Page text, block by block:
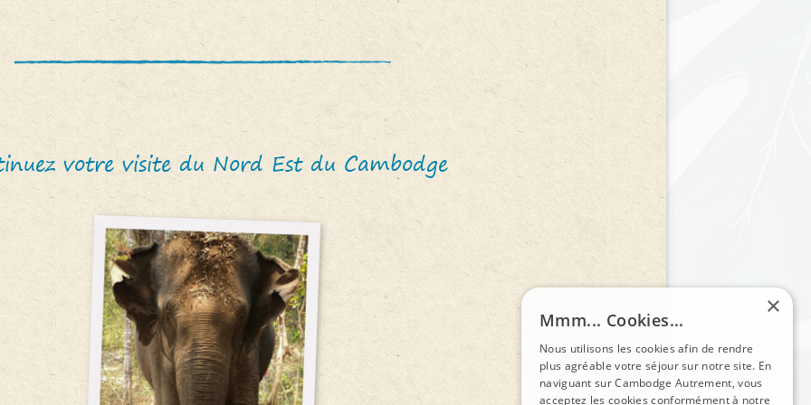
votre visite du Nord Est du Cambodge
×
Mmm... Cookies...
Nous utilisons les cookies afin de rendre
plus agréable votre séjour sur notre site. En
naviguant sur Cambodge Autrement, vous
acceptez les cookies conformément à notre